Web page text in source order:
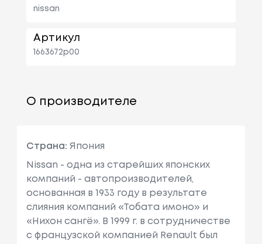
nissan
Артикул
1663672p00
О производителе
Страна: Япония
Nissan - одна из старейших японских
компаний - автопроизводителей,
основанная в 1933 году в результате
слияния компаний «Тобата имоно» и
«Нихон сангё». В 1999 г. в сотрудничестве
с французcкой компанией Renault был